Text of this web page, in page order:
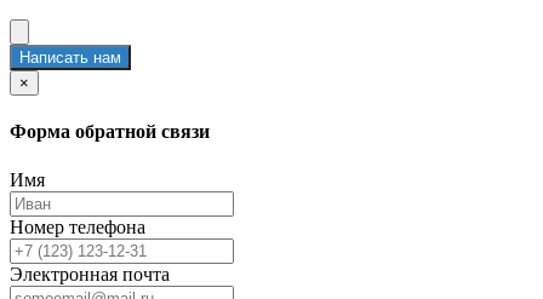
Написать нам
×
Форма обратной связи
Имя
Номер телефона
Электронная почта